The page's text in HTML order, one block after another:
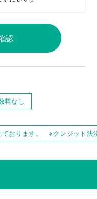
認
料なし
おります。 ※クレジット決